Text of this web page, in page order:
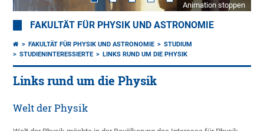
Animation stoppen
FAKULTÄT FÜR PHYSIK UND ASTRONOMIE
FAKULTÄT FÜR PHYSIK UND ASTRONOMIE
STUDIUM
STUDIENINTERESSIERTE
LINKS RUND UM DIE PHYSIK
Links rund um die Physik
Welt der Physik